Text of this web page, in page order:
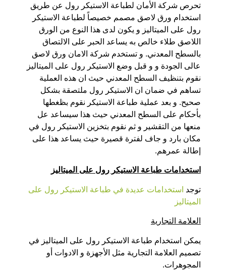
تحرص شركة الأمان لطباعة الاستيكر رول عن طريق
استخدام ورق لاصق مصمم خصيصاً لطباعة الاستيكر
رول على الميتاليز و يكون لدى هذا النوع من الورق
اللاصق طلاء خالص به يساعد الحبر على الالتصاق
بالسطح المعدني. و تستخدم شركة الامان ورق لاصق
عالى الجودة و و قبل وضع الاستيكر رول على الميتاليز
نقوم بتنظيف السطح المعدني حيث ان هذه العملية
تساهم في ضمان ان الاستيكر رول ملتصقة بشكل
صحيح. و بعد عملية طباعة الاستيكر نقوم بظغطها
بأحكام على السطح المعدني حيث هذا سيساعد عل
منعها من التقشير و ثم نقوم بتخزين الاستيكر رول في
مكان بارد و جاف لفترة قصيرة حيث يساعد هذا على
إطالة عمرهم.
استخدامات طباعة الاستيكر رول على الميتاليز
توجد استخدامات عديدة في طباعة الاستيكر رول على
الميتاليز
العلامة التجارية
يمكن استخدام طباعة الاستيكر رول على الميتاليز في
تصميم العلامة التجارية مثل الأجهزة و الادوات أو
المجوهرات.